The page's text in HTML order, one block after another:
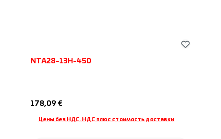
NTA28-13H-450
Обычная цена:
178,09 €
Цены без НДС. НДС плюс стоимость доставки